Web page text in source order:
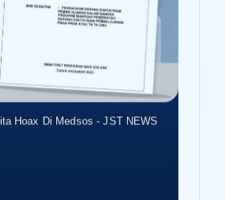
Hoax Di Medsos - JST NEWS